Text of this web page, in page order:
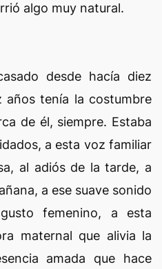
algo muy natural.
desde hacía diez
años tenía la costumbre
de él, siempre. Estaba
a esta voz familiar
al adiós de la tarde, a
a ese suave sonido
femenino, a esta
maternal que alivia la
amada que hace